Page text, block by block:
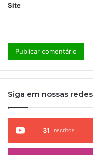
Site
Siga em nossas redes
31 Inscritos